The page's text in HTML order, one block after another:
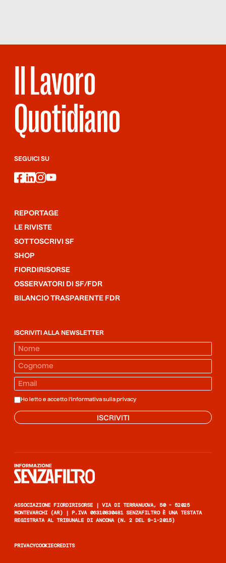
Il Lavoro
Quotidiano
SEGUICI SU
facebook
linkedin
instagram
youtube
REPORTAGE
LE RIVISTE
SOTTOSCRIVI SF
SHOP
FIORDIRISORSE
OSSERVATORI DI SF/FDR
BILANCIO TRASPARENTE FDR
ISCRIVITI ALLA NEWSLETTER
Ho letto e accetto l'informativa sulla privacy
ISCRIVITI
ASSOCIAZIONE FIORDIRISORSE | VIA DI TERRANUOVA, 50 - 52025
MONTEVARCHI (AR) | P.IVA 06310830481 SENZAFILTRO È UNA TESTATA
REGISTRATA AL TRIBUNALE DI ANCONA (N. 2 DEL 9-1-2015)
PRIVACYCOOKIECREDITS